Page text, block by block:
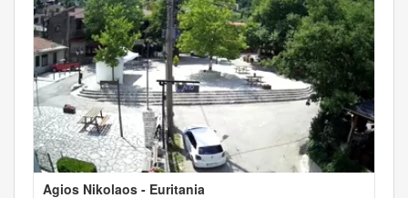
Agios Nikolaos - Euritania